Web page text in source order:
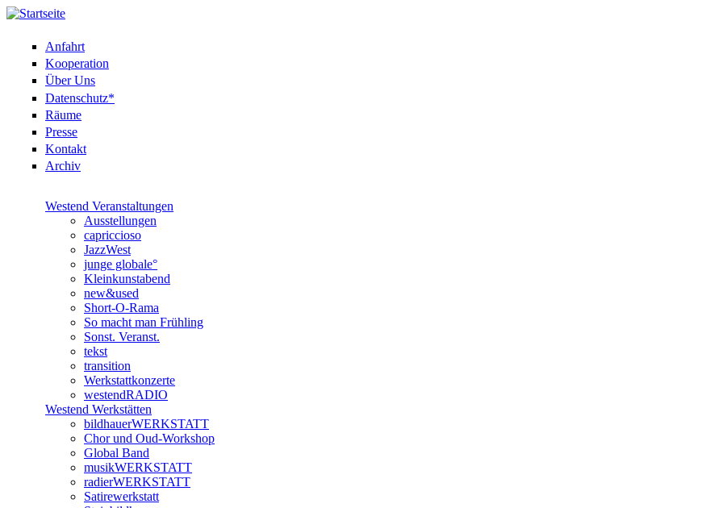
Anfahrt
Kooperation
Über Uns
Datenschutz*
Räume
Presse
Kontakt
Archiv
Westend Veranstaltungen
Ausstellungen
capriccioso
JazzWest
junge globale°
Kleinkunstabend
new&used
Short-O-Rama
So macht man Frühling
Sonst. Veranst.
tekst
transition
Werkstattkonzerte
westendRADIO
Westend Werkstätten
bildhauerWERKSTATT
Chor und Oud-Workshop
Global Band
musikWERKSTATT
radierWERKSTATT
Satirewerkstatt